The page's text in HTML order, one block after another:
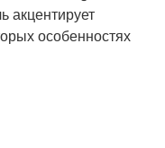
акцентирует
особенностях